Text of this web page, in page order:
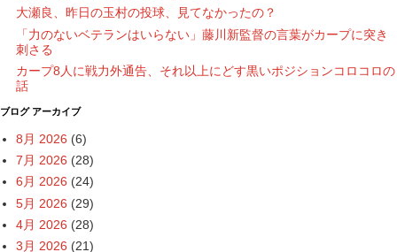
大瀬良、昨日の玉村の投球、見てなかったの？
「力のないベテランはいらない」藤川新監督の言葉がカープに突き
刺さる
カープ8人に戦力外通告、それ以上にどす黒いポジションコロコロの
話
ブログ アーカイブ
8月 2026 (6)
7月 2026 (28)
6月 2026 (24)
5月 2026 (29)
4月 2026 (28)
3月 2026 (21)